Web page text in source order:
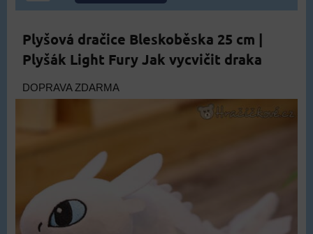
Plyšová dračice Bleskoběska 25 cm |
Plyšák Light Fury Jak vycvičit draka
DOPRAVA ZDARMA